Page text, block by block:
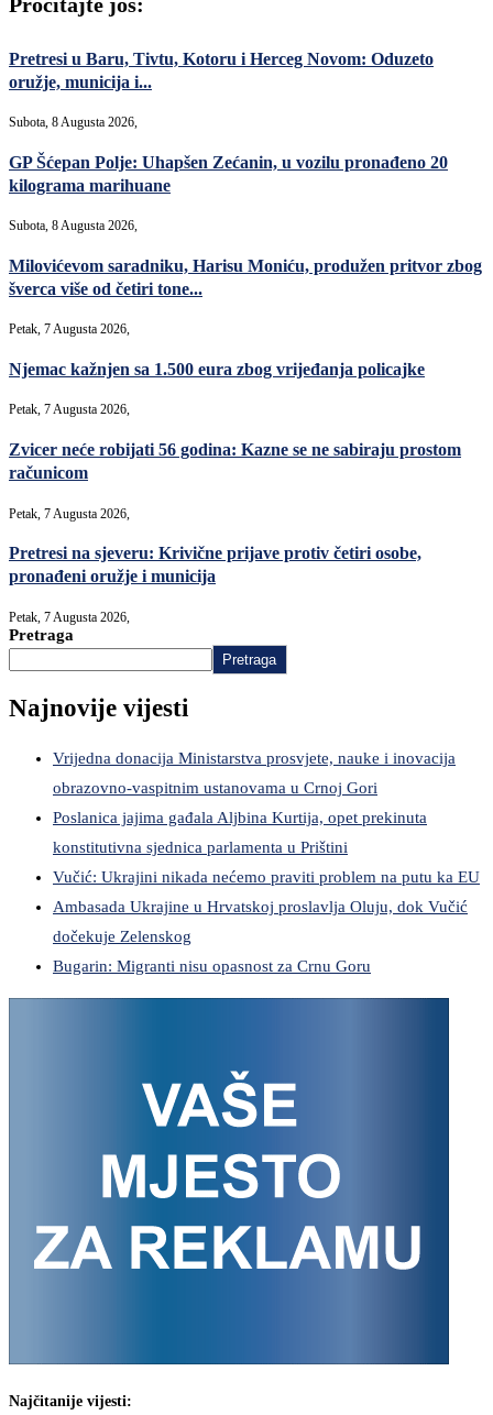
Pretresi u Baru, Tivtu, Kotoru i Herceg Novom: Oduzeto
oružje, municija i...
Subota, 8 Augusta 2026,
GP Šćepan Polje: Uhapšen Zećanin, u vozilu pronađeno 20
kilograma marihuane
Subota, 8 Augusta 2026,
Milovićevom saradniku, Harisu Moniću, produžen pritvor zbog
šverca više od četiri tone...
Petak, 7 Augusta 2026,
Njemac kažnjen sa 1.500 eura zbog vrijeđanja policajke
Petak, 7 Augusta 2026,
Zvicer neće robijati 56 godina: Kazne se ne sabiraju prostom
računicom
Petak, 7 Augusta 2026,
Pretresi na sjeveru: Krivične prijave protiv četiri osobe,
pronađeni oružje i municija
Petak, 7 Augusta 2026,
Pretraga
Pretraga
Najnovije vijesti
Vrijedna donacija Ministarstva prosvjete, nauke i inovacija
obrazovno-vaspitnim ustanovama u Crnoj Gori
Poslanica jajima gađala Aljbina Kurtija, opet prekinuta
konstitutivna sjednica parlamenta u Prištini
Vučić: Ukrajini nikada nećemo praviti problem na putu ka EU
Ambasada Ukrajine u Hrvatskoj proslavlja Oluju, dok Vučić
dočekuje Zelenskog
Bugarin: Migranti nisu opasnost za Crnu Goru
Najčitanije vijesti: